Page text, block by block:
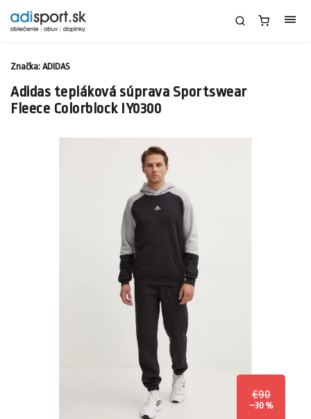
Adidas tepláková súprava Sportswear
Fleece Colorblock IY0300
€90
–30 %
Značka: ADIDAS